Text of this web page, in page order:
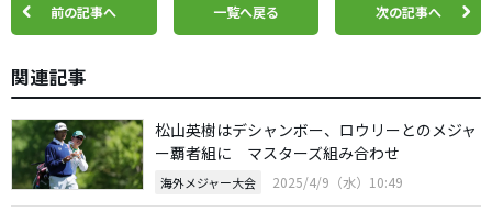
前の記事へ 一覧へ戻る 次の記事へ
関連記事
松山英樹はデシャンボー、ロウリーとのメジャ
ー覇者組に マスターズ組み合わせ
海外メジャー大会 2025/4/9（水）10:49